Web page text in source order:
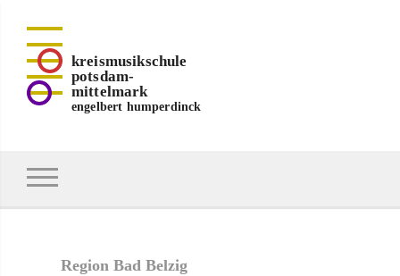
kreismusikschule
potsdam-
mittelmark
engelbert humperdinck
Region Bad Belzig